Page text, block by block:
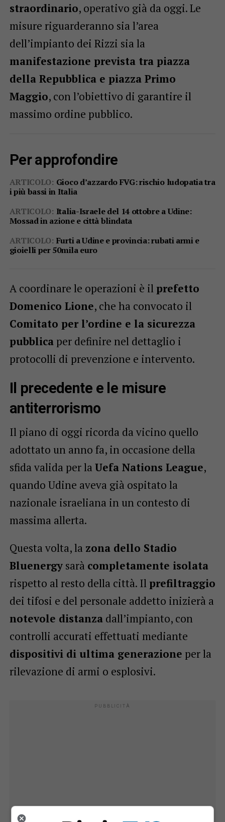
straordinario, operativo già da oggi. Le
misure riguarderanno sia l’area
dell’impianto dei Rizzi sia la
manifestazione prevista tra piazza
della Repubblica e piazza Primo
Maggio, con l’obiettivo di garantire il
massimo ordine pubblico.
Per approfondire
ARTICOLO: Gioco d’azzardo FVG: rischio ludopatia tra
i più bassi in Italia
ARTICOLO: Italia-Israele del 14 ottobre a Udine:
Mossad in azione e città blindata
ARTICOLO: Furti a Udine e provincia: rubati armi e
gioielli per 50mila euro
A coordinare le operazioni è il prefetto
Domenico Lione, che ha convocato il
Comitato per l’ordine e la sicurezza
pubblicaper definire nel dettaglio i
protocolli di prevenzione e intervento.
Il precedente e le misure
antiterrorismo
Il piano di oggi ricorda da vicino quello
adottato un anno fa, in occasione della
sfida valida per la Uefa Nations League,
quando Udine aveva già ospitato la
nazionale israeliana in un contesto di
massima allerta.
Questa volta, la zona dello Stadio
Bluenergysarà completamente isolata
rispetto al resto della città. Il prefiltraggio
dei tifosi e del personale addetto inizierà a
notevole distanzadall’impianto, con
controlli accurati effettuati mediante
dispositivi di ultima generazione per la
rilevazione di armi o esplosivi.